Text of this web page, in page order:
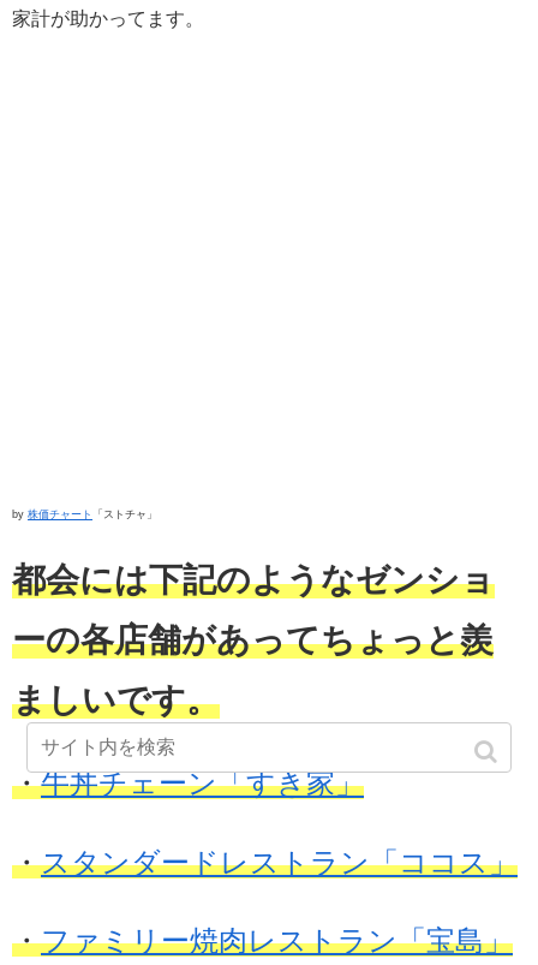
家計が助かってます。
by 株価チャート 「ストチャ」
都会には下記のようなゼンショ
ーの各店舗があってちょっと羨
ましいです。
・牛丼チェーン「すき家」
・スタンダードレストラン「ココス」
・ファミリー焼肉レストラン「宝島」